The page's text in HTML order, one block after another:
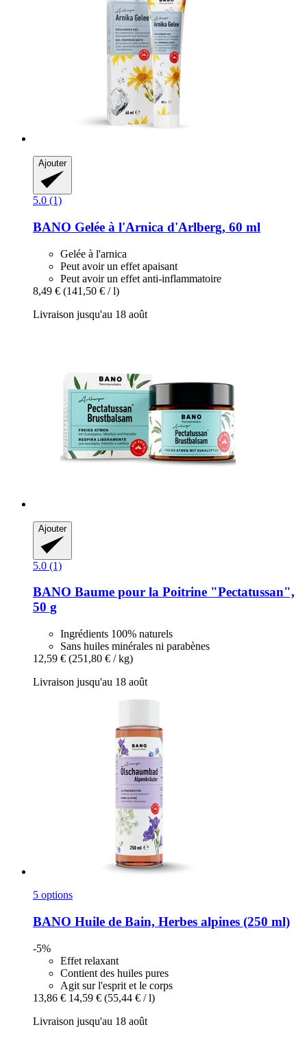
Ajouter
5.0 (1)
BANO Gelée à l'Arnica d'Arlberg, 60 ml
Gelée à l'arnica
Peut avoir un effet apaisant
Peut avoir un effet anti-inflammatoire
8,49 € (141,50 € / l)
Livraison jusqu'au 18 août
Ajouter
5.0 (1)
BANO Baume pour la Poitrine "Pectatussan",
50 g
Ingrédients 100% naturels
Sans huiles minérales ni parabènes
12,59 € (251,80 € / kg)
Livraison jusqu'au 18 août
5 options
BANO Huile de Bain, Herbes alpines (250 ml)
-5%
Effet relaxant
Contient des huiles pures
Agit sur l'esprit et le corps
13,86 € 14,59 € (55,44 € / l)
Livraison jusqu'au 18 août